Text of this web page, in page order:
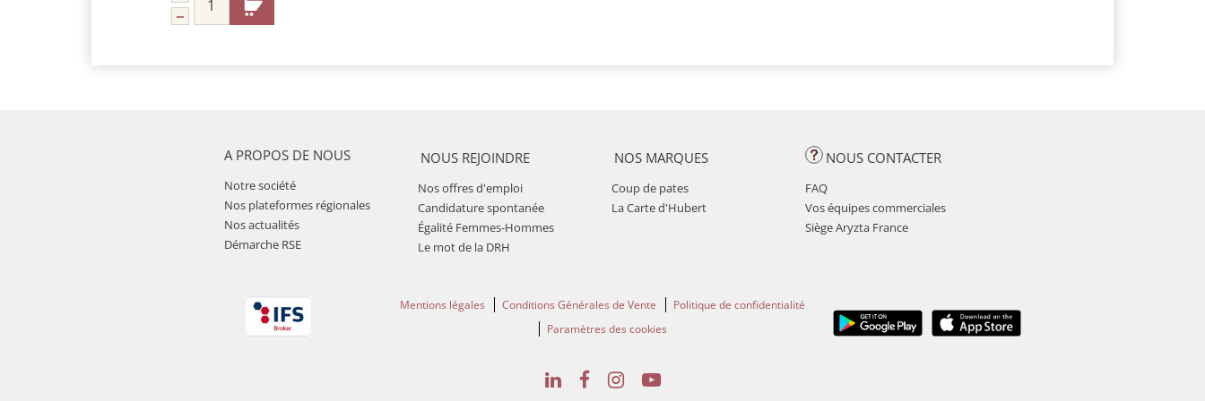
A PROPOS DE NOUS
Notre société
Nos plateformes régionales
Nos actualités
Démarche RSE
NOUS REJOINDRE
Nos offres d'emploi
Candidature spontanée
Égalité Femmes-Hommes
Le mot de la DRH
NOS MARQUES
Coup de pates
La Carte d'Hubert
NOUS CONTACTER
FAQ
Vos équipes commerciales
Siège Aryzta France
Mentions légales Conditions Générales de Vente
Politique de confidentialité
Paramètres des cookies